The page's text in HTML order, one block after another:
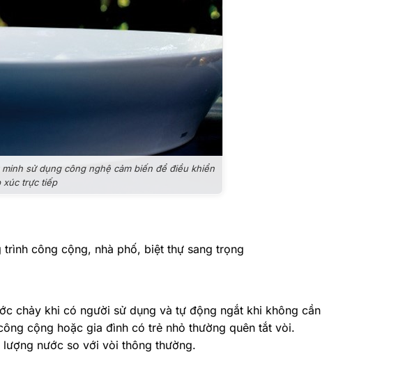
sử dụng công nghệ cảm biến để điều khiển
xúc trực tiếp
công cộng, nhà phố, biệt thự sang trọng
chảy khi có người sử dụng và tự động ngắt khi không cần
cộng hoặc gia đình có trẻ nhỏ thường quên tắt vòi.
nước so với vòi thông thường.